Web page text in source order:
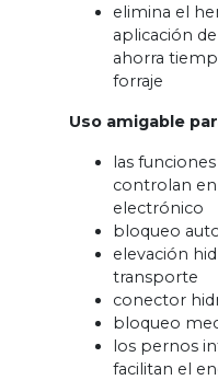
elimina el
aplicación
ahorra
forraje
Uso amigable
las
controlan
electrónico
bloqueo
elevación
transporte
conector
bloqueo
los pernos
facilitan el